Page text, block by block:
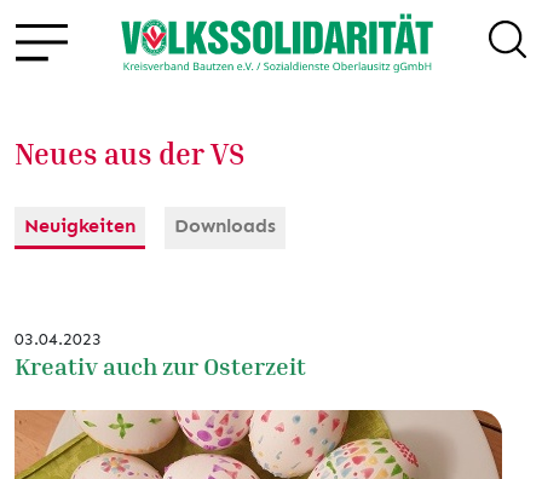
Neues aus der VS
Neuigkeiten Downloads
03.04.2023
Kreativ auch zur Osterzeit